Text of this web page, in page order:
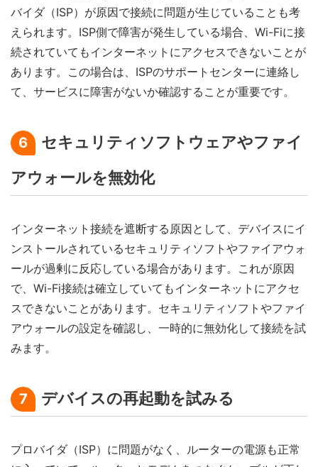
バイダ（ISP）が原因で接続に問題が生じていることも考
えられます。ISP側で障害が発生している場合、Wi-Fiに接
続されていてもインターネットにアクセスできないことが
あります。この場合は、ISPのサポートセンターに連絡し
て、サービスに障害がないか確認することが重要です。
6
セキュリティソフトウェアやファイ
アウォールを無効化
インターネット接続を遮断する原因として、デバイスにイ
ンストールされているセキュリティソフトやファイアウォ
ールが過剰に反応している場合があります。これが原因
で、Wi-Fi接続は確立していてもインターネットにアクセ
スできないことがあります。セキュリティソフトやファイ
アウォールの設定を確認し、一時的に無効化して接続を試
みます。
7 デバイスの再起動を試みる
プロバイダ（ISP）に問題がなく、ルーターの電源も正常